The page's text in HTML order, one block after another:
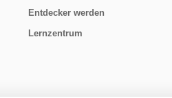
Entdecker werden
Lernzentrum